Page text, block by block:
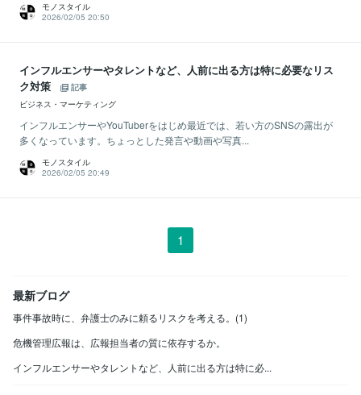
モノスタイル
2026/02/05 20:50
インフルエンサーやタレントなど、人前に出る方は特に必要なリス
ク対策
記事
ビジネス・マーケティング
インフルエンサーやYouTuberをはじめ最近では、若い方のSNSの露出が
多くなっています。ちょっとした発言や動画や写真...
モノスタイル
2026/02/05 20:49
1
最新ブログ
事件事故時に、弁護士のみに頼るリスクを考える。(1)
危機管理広報は、広報担当者の質に依存するか。
インフルエンサーやタレントなど、人前に出る方は特に必...